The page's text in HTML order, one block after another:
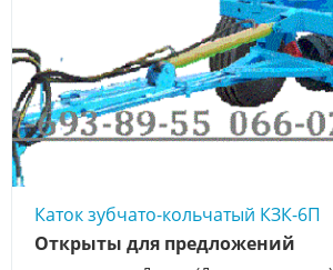
Каток зубчато-кольчатый КЗК-6П
Открыты для предложений